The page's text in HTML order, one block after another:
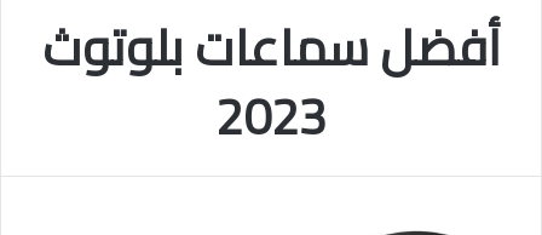
أفضل سماعات بلوتوث
2023